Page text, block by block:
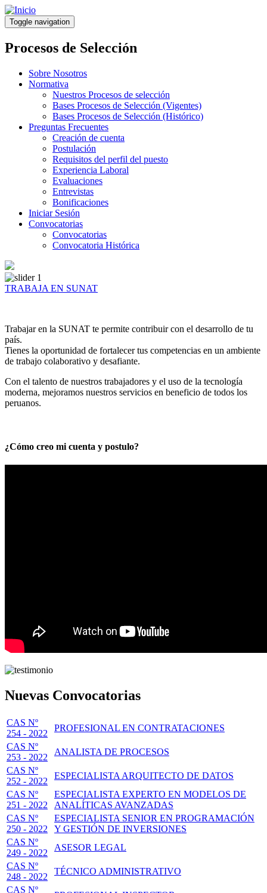
Pasar
al
contenido
principal
Toggle navigation
Procesos de Selección
Sobre Nosotros
Normativa
Nuestros Procesos de selección
Bases Procesos de Selección (Vigentes)
Bases Procesos de Selección (Histórico)
Preguntas Frecuentes
Creación de cuenta
Postulación
Requisitos del perfil del puesto
Experiencia Laboral
Evaluaciones
Entrevistas
Bonificaciones
Iniciar Sesión
Convocatorias
Convocatorias
Convocatoria Histórica
TRABAJA EN SUNAT
Trabajar en la SUNAT te permite contribuir con el desarrollo de tu
país.
Tienes la oportunidad de fortalecer tus competencias en un ambiente
de trabajo colaborativo y desafiante.
Con el talento de nuestros trabajadores y el uso de la tecnología
moderna, mejoramos nuestros servicios en beneficio de todos los
peruanos.
¿Cómo creo mi cuenta y postulo?
Nuevas Convocatorias
CAS Nº
254 - 2022
PROFESIONAL EN CONTRATACIONES
CAS Nº
253 - 2022
ANALISTA DE PROCESOS
CAS Nº
252 - 2022
ESPECIALISTA ARQUITECTO DE DATOS
CAS Nº
251 - 2022
ESPECIALISTA EXPERTO EN MODELOS DE
ANALÍTICAS AVANZADAS
CAS Nº
250 - 2022
ESPECIALISTA SENIOR EN PROGRAMACIÓN
Y GESTIÓN DE INVERSIONES
CAS Nº
249 - 2022
ASESOR LEGAL
CAS Nº
248 - 2022
TÉCNICO ADMINISTRATIVO
CAS Nº